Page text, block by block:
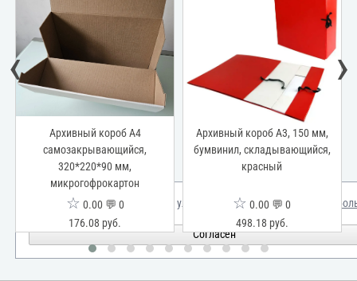
Архивный короб А4
самозакрывающийся,
320*220*90 мм,
микрогофрокартон
☆ 0.00 💬 0
176.08 руб.
Архивный короб А3, 150 мм,
бумвинил, складывающийся,
красный
☆ 0.00 💬 0
498.18 руб.
‹ ›
Мы используем куки для улучшения вашего опыта. Узнать
Согласен